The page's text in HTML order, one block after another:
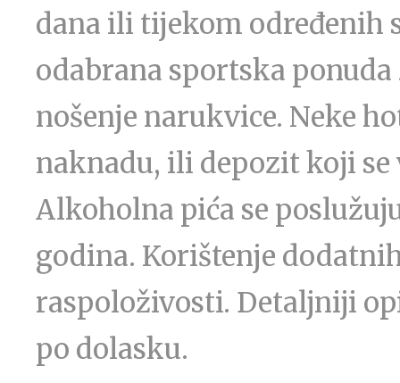
dana ili tijekom određenih
odabrana sportska
nošenje narukvice. Neke
naknadu, ili depozit koji
Alkoholna pića se
godina. Korištenje
raspoloživosti. Detaljniji
po dolasku.